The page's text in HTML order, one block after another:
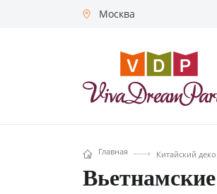
Москва
Главная Китайский